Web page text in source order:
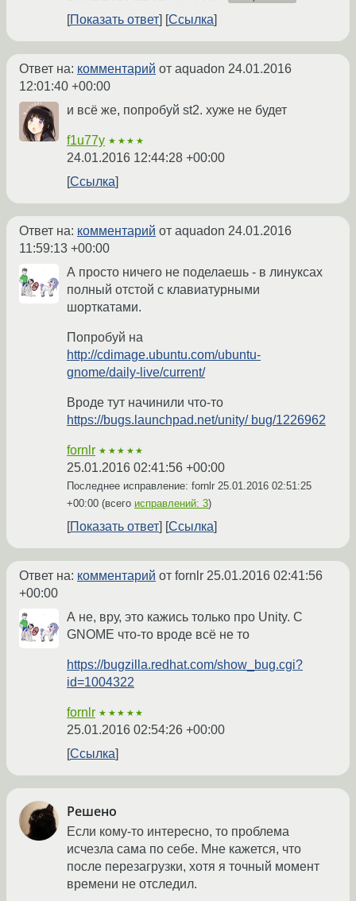
Показать ответ Ссылка
Ответ на: комментарий от aquadon 24.01.2016
12:01:40 +00:00
и всё же, попробуй st2. хуже не будет
f1u77y ★★★★
24.01.2016 12:44:28 +00:00
Ссылка
Ответ на: комментарий от aquadon 24.01.2016
11:59:13 +00:00
А просто ничего не поделаешь - в линуксах
полный отстой с клавиатурными
шорткатами.
Попробуй на
http://cdimage.ubuntu.com/ubuntu-
gnome/daily-live/current/
Вроде тут начинили что-то
https://bugs.launchpad.net/unity/ bug/1226962
fornlr ★★★★★
25.01.2016 02:41:56 +00:00
Последнее исправление: fornlr 25.01.2016 02:51:25
+00:00 (всего исправлений: 3)
Показать ответ Ссылка
Ответ на: комментарий от fornlr 25.01.2016 02:41:56
+00:00
А не, вру, это кажись только про Unity. C
GNOME что-то вроде всё не то
https://bugzilla.redhat.com/show_bug.cgi?
id=1004322
fornlr ★★★★★
25.01.2016 02:54:26 +00:00
Ссылка
Решено
Если кому-то интересно, то проблема
исчезла сама по себе. Мне кажется, что
после перезагрузки, хотя я точный момент
времени не отследил.